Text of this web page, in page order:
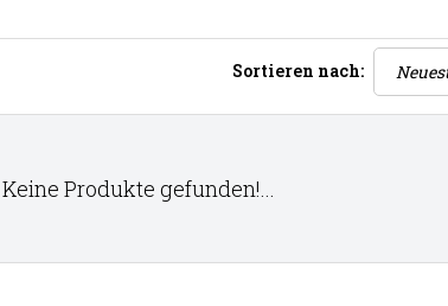
Sortieren nach:
Keine Produkte gefunden!...